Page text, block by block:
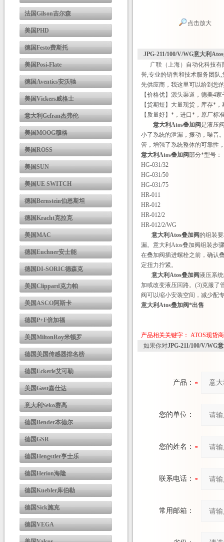
法国Gilson吉尔森
美国PHD
德国Festo费斯托
美国Posi-Flate
德国Aventics安沃驰
美国Vickers威格士
意大利Gefran杰弗伦
美国MOOG穆格
美国ROSS
美国SUN
美国UE SWITCH
德国Bernstein伯恩斯坦
德国Kracht克拉克
美国MAC
德国Euchner安士能
德国DI-SORIC德森克
美国Clippard克力帕
美国ASCO阿斯卡
德国P+F倍加福
美国MiltonRoy米顿罗
德国美国传感器排名榜
德国Eckerle艾可勒
美国Gast嘉仕达
意大利Seko赛高
德国Bender本德尔
德国GSR
德国Hengstler亨士乐
德国Herion海隆
德国Kuebler库伯勒
德国Sick施克
德国VEGA
点击放大
JPG-211/100/V/WG意大利
广联（上海）自动化科技有
誉,专业的销售和技术服务团队
先供应商，我这里可以给到您
【价格优】源头渠道，德美4
【货期短】大量现货，库存*
【质量好】*，进口*，原厂标
意大利Atos叠加阀是液压
小了系统的泄漏，振动，噪音
管，增强了系统整体的可靠性
意大利Atos叠加阀部分*型号：
HG-031/32
HG-031/50
HG-031/75
HR-011
HR-012
HR-012/2
HR-012/2/WG
意大利Atos叠加阀的组装
漏。意大利Atos叠加阀组装步
在叠加阀插进螺栓之前，确认
定扭力拧紧。
意大利Atos叠加阀液压系
加或改变液压回路。(3)克服了
阀可以缩小安装空间，减少配
意大利Atos叠加阀*出售
产品相关关键字：ATOS现货商
如果你对JPG-211/100/V/WG
产品：
您的单位：
您的姓名：
联系电话：
常用邮箱：